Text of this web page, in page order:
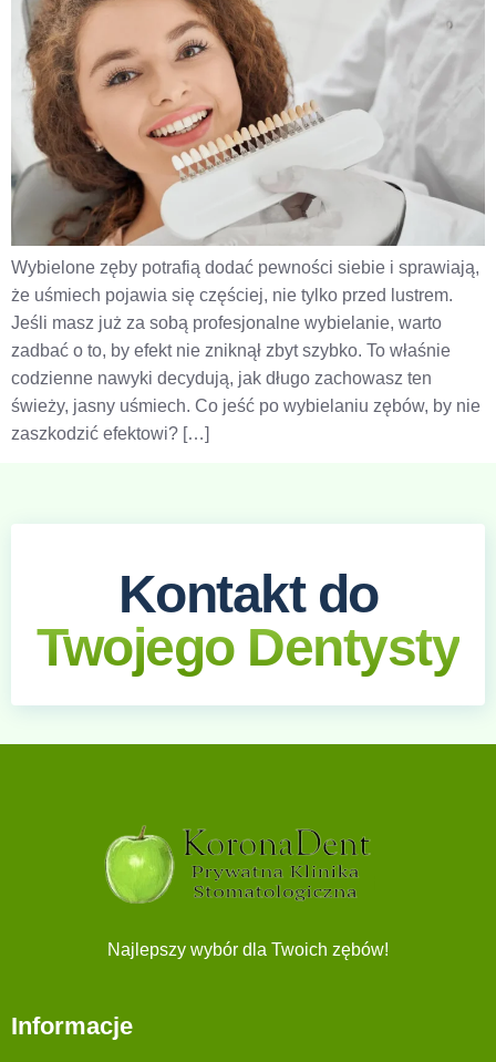
Wybielone zęby potrafią dodać pewności siebie i sprawiają,
że uśmiech pojawia się częściej, nie tylko przed lustrem.
Jeśli masz już za sobą profesjonalne wybielanie, warto
zadbać o to, by efekt nie zniknął zbyt szybko. To właśnie
codzienne nawyki decydują, jak długo zachowasz ten
świeży, jasny uśmiech. Co jeść po wybielaniu zębów, by nie
zaszkodzić efektowi? […]
Kontakt do
Twojego Dentysty
Najlepszy wybór dla Twoich zębów!
Informacje